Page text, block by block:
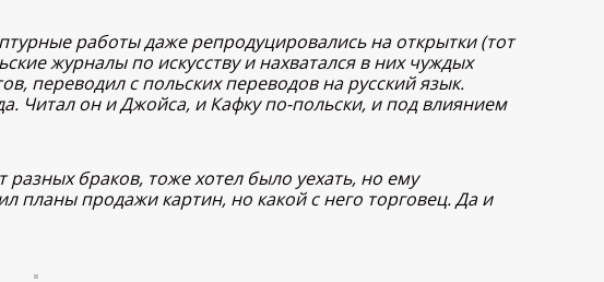
работы даже репродуцировались на открытки (тот
журналы по искусству и нахватался в них чуждых
переводил с польских переводов на русский язык.
Читал он и Джойса, и Кафку по-польски, и под влиянием
разных браков, тоже хотел было уехать, но ему
планы продажи картин, но какой с него торговец. Да и